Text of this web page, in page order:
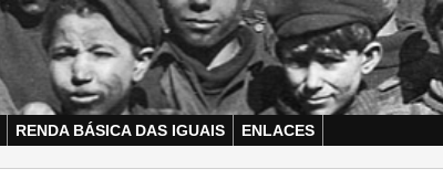
RENDA BÁSICA DAS IGUAIS ENLACES